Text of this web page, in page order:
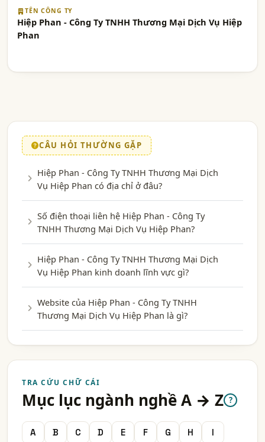
TÊN CÔNG TY
Hiệp Phan - Công Ty TNHH Thương Mại Dịch Vụ Hiệp
Phan
CÂU HỎI THƯỜNG GẶP
Hiệp Phan - Công Ty TNHH Thương Mại Dịch
Vụ Hiệp Phan có địa chỉ ở đâu?
Số điện thoại liên hệ Hiệp Phan - Công Ty
TNHH Thương Mại Dịch Vụ Hiệp Phan?
Hiệp Phan - Công Ty TNHH Thương Mại Dịch
Vụ Hiệp Phan kinh doanh lĩnh vực gì?
Website của Hiệp Phan - Công Ty TNHH
Thương Mại Dịch Vụ Hiệp Phan là gì?
TRA CỨU CHỮ CÁI
Mục lục ngành nghề A → Z ?
A B C D E F G H
I